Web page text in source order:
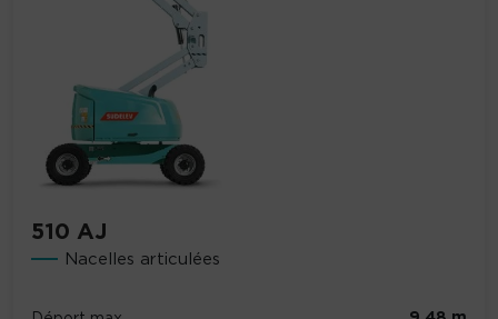
510 AJ
Nacelles articulées